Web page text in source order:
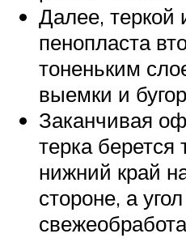
Далее, теркой
пенопласта
тоненьким
выемки и
Заканчивая
терка берется
нижний край
стороне, а